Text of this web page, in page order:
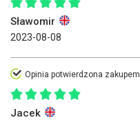
Sławomir
2023-08-08
Opinia potwierdzona zakupem
Jacek